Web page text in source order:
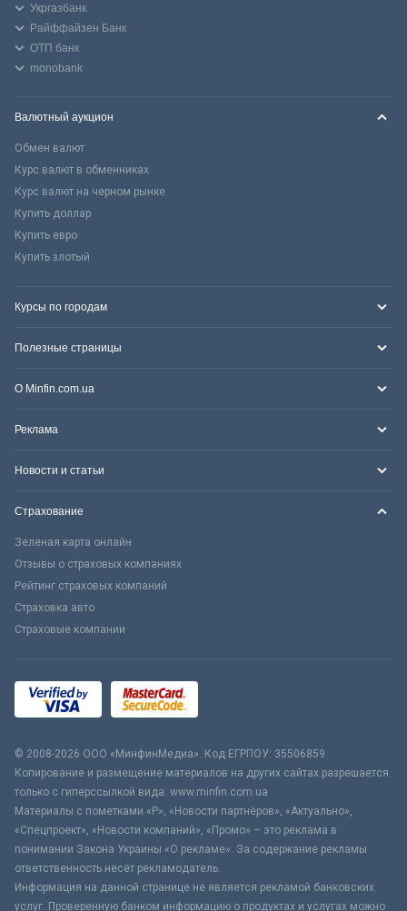
Укргазбанк
Райффайзен Банк
ОТП банк
monobank
Валютный аукцион
Обмен валют
Курс валют в обменниках
Курс валют на черном рынке
Купить доллар
Купить евро
Купить злотый
Курсы по городам
Полезные страницы
О Minfin.com.ua
Реклама
Новости и статьи
Страхование
Зеленая карта онлайн
Отзывы о страховых компаниях
Рейтинг страховых компаний
Страховка авто
Страховые компании
© 2008-2026 ООО «МинфинМедиа». Код ЕГРПОУ: 35506859
Копирование и размещение материалов на других сайтах разрешается
только с гиперссылкой вида: www.minfin.com.ua
Материалы с пометками «Р», «Новости партнёров», «Актуально»,
«Спецпроект», «Новости компаний», «Промо» – это реклама в
понимании Закона Украины «О рекламе». За содержание рекламы
ответственность несёт рекламодатель.
Информация на данной странице не является рекламой банковских
услуг. Проверенную банком информацию о продуктах и услугах можно